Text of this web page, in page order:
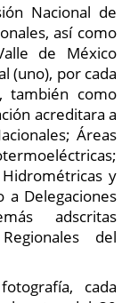
Nacional de
así como
de México
(uno), por cada
también como
acreditara a
Áreas
Hidrométricas y
a Delegaciones
adscritas
del
cada